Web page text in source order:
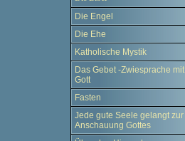
Die Engel
Die Ehe
Katholische Mystik
Das Gebet -Zwiesprache mit
Gott
Fasten
Jede gute Seele gelangt zur
Anschauung Gottes